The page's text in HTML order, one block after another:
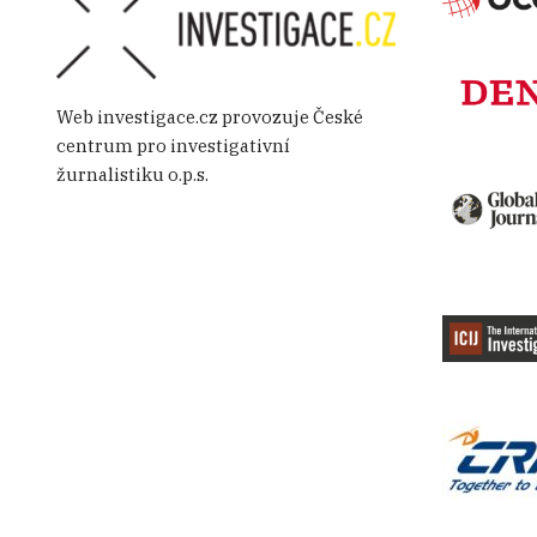
Co., Ltd
Přehled nákupů roušek
Guoyao Xingchu Technological
Xiantao Dingcheng Non-woven
Web investigace.cz provozuje České
centrum pro investigativní
žurnalistiku o.p.s.